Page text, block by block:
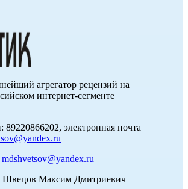
агрегатор рецензий на
интернет-сегменте
89220866202, электронная почта
mdshvetsov@yandex.ru
Швецов Максим Дмитриевич